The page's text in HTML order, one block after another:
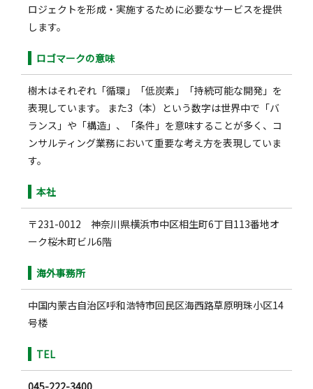
ロジェクトを形成・実施するために必要なサービスを提供
します。
ロゴマークの意味
樹木はそれぞれ「循環」「低炭素」「持続可能な開発」を
表現しています。 また3（本）という数字は世界中で「バ
ランス」や「構造」、「条件」を意味することが多く、コ
ンサルティング業務において重要な考え方を表現していま
す。
本社
〒231-0012 神奈川県横浜市中区相生町6丁目113番地オ
ーク桜木町ビル6階
海外事務所
中国内蒙古自治区呼和浩特市回民区海西路草原明珠小区14
号楼
TEL